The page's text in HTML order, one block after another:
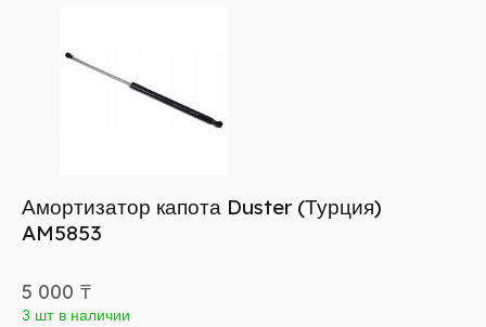
Амортизатор капота Duster (Турция)
AM5853
5 000 ₸
3 шт в наличии